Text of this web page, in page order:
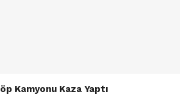
Kamyonu Kaza Yaptı